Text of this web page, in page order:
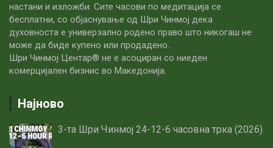
настани и изложби. Сите часови по медитацијa се
бесплатни, со објаснување од Шри Чинмој дека
духовноста е универзално родено право што никогаш не
може да биде купено или продадено.
Шри Чинмој Центар® не е асоциран со ниеден
комерцијален бизнис во Македонија.
Најново
3-та Шри Чинмој 24-12-6 часовна трка (2026)